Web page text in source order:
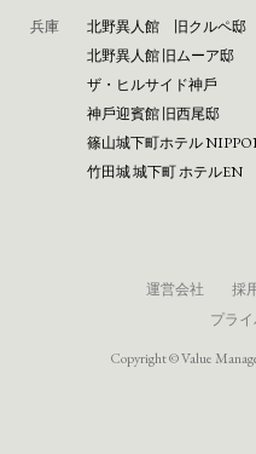
兵庫
北野異人館 旧クルペ邸
北野異人館 旧ムーア邸
ザ・ヒルサイド神⼾
神⼾迎賓館 旧⻄尾邸
篠⼭城下町ホテル
⽵⽥城 城下町 ホテルEN
運営会社 採
プラ
Copyright © Value